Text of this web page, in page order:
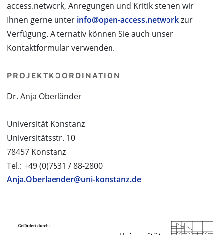
access.network, Anregungen und Kritik stehen wir
Ihnen gerne unter info@open-access.networkzur
Verfügung. Alternativ können Sie auch unser
Kontaktformular verwenden.
PROJEKTKOORDINATION
Dr. Anja Oberländer
Universität Konstanz
Universitätsstr. 10
78457 Konstanz
Tel.: +49 (0)7531 / 88-2800
Anja.Oberlaender@uni-konstanz.de